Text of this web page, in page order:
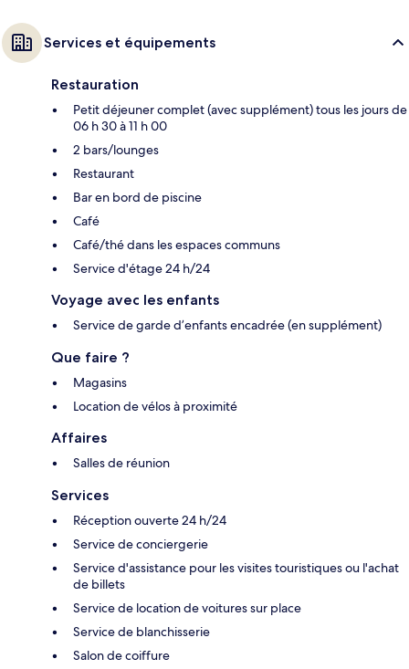
Services et équipements
Restauration
Petit déjeuner complet (avec supplément) tous les jours de
06 h 30 à 11 h 00
2 bars/lounges
Restaurant
Bar en bord de piscine
Café
Café/thé dans les espaces communs
Service d'étage 24 h/24
Voyage avec les enfants
Service de garde d’enfants encadrée (en supplément)
Que faire ?
Magasins
Location de vélos à proximité
Affaires
Salles de réunion
Services
Réception ouverte 24 h/24
Service de conciergerie
Service d'assistance pour les visites touristiques ou l'achat
de billets
Service de location de voitures sur place
Service de blanchisserie
Salon de coiffure